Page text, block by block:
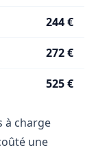
244 €
272 €
525 €
à charge
une